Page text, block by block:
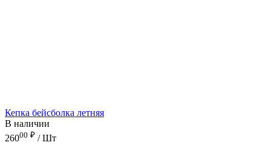
Кепка бейсболка летняя
В наличии
26000 ₽ / Шт